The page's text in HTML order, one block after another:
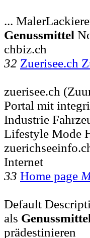
...
Genussmittel
chbiz.ch
32 Zuerisee.ch
zuerisee.ch
Portal mit
Industrie
Lifestyle Mode
Internet
33 Home page
Default
als
prädestinieren